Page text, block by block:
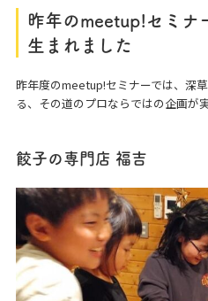
昨年のmeetup!セミナ
生まれました
昨年度のmeetup!セミナーでは、深
る、その道のプロならではの企画が
餃子の専門店 福吉